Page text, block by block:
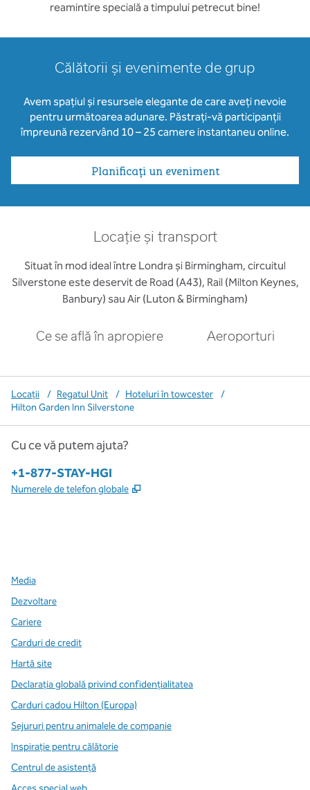
reamintire specială a timpului petrecut bine!
Călătorii și evenimente de grup
Avem spațiul și resursele elegante de care aveți nevoie
pentru următoarea adunare. Păstrați-vă participanții
împreună rezervând 10 – 25 camere instantaneu online.
Planificați un eveniment
Locație și transport
Situat în mod ideal între Londra și Birmingham, circuitul
Silverstone este deservit de Road (A43), Rail (Milton Keynes,
Banbury) sau Air (Luton & Birmingham)
Ce se află în apropiere Aeroporturi
Locații / Regatul Unit / Hoteluri în towcester
/
Hilton Garden Inn Silverstone
Cu ce vă putem ajuta?
Telefon:
+1-877-STAY-HGI
Numerele de telefon globale ,
Media
Dezvoltare
Cariere
Carduri de credit
Hartă site
Declarația globală privind confidenţialitatea
Carduri cadou Hilton (Europa)
Sejururi pentru animalele de companie
Inspirație pentru călătorie
Centrul de asistență